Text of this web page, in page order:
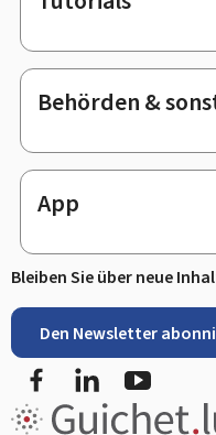
Behörden &
App
Bleiben Sie über neue
Den Newsletter
FacebookLinkedIn